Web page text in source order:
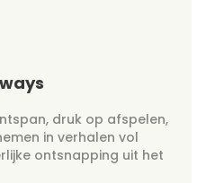
druk op afspelen,
in verhalen vol
ontsnapping uit het